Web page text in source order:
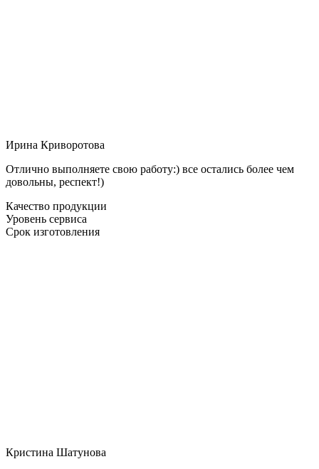
Ирина Криворотова
Отлично выполняете свою работу:) все остались более чем
довольны, респект!)
Качество продукции
Уровень сервиса
Срок изготовления
Кристина Шатунова